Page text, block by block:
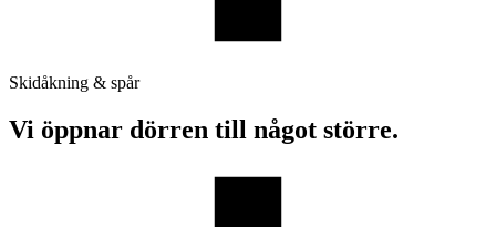
Skidåkning & spår
Vi öppnar dörren till något större.